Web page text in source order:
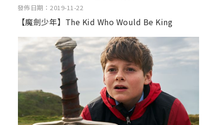
發佈日期：2019-11-22
【魔劍少年】The Kid Who Would Be King